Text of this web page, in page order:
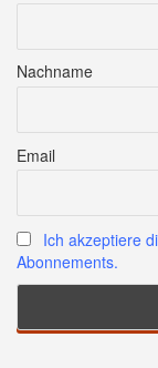
Nachname
Email
Ich akzeptiere
Abonnements.